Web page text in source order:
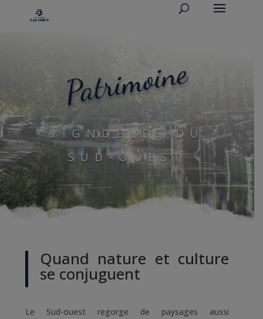
Patrimoine
VIGNOBLES DU
SUD-OUEST
Quand nature et culture
se conjuguent
Le Sud-ouest regorge de paysages aussi